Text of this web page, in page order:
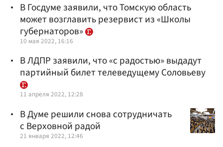
В Госдуме заявили, что Томскую область
может возглавить резервист из «Школы
губернаторов»
10 мая 2022, 16:16
В ЛДПР заявили, что «с радостью» выдадут
партийный билет телеведущему Соловьеву
11 апреля 2022, 12:28
В Думе решили снова сотрудничать
с Верховной радой
21 января 2022, 12:46